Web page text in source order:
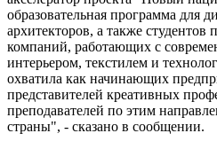
образовательная программа для
архитекторов, а также студентов
компаний, работающих с
интерьером, текстилем и
охватила как начинающих
представителей креативных
преподавателей по этим
страны", - сказано в сообщении.